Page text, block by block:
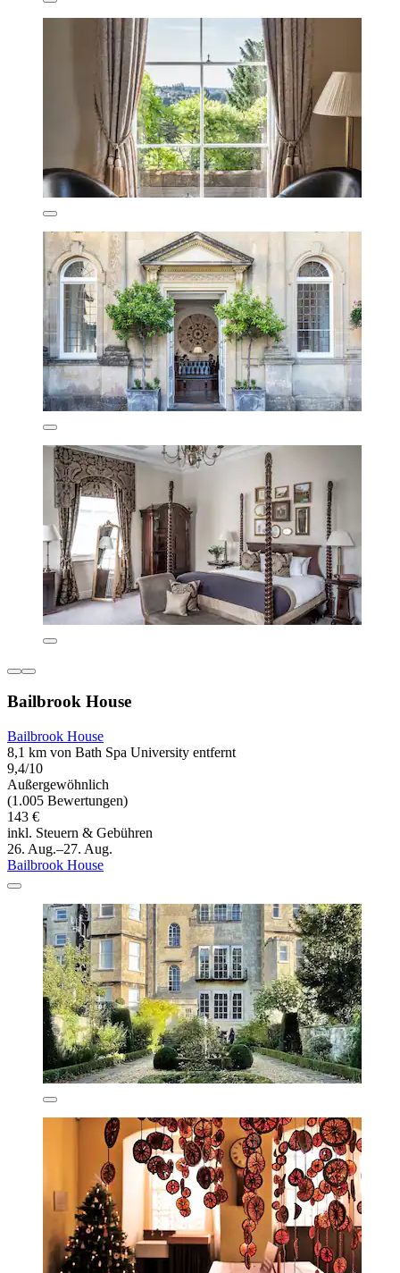
Bailbrook House
Bailbrook House
8,1 km von Bath Spa University entfernt
9,4/10
Außergewöhnlich
(1.005 Bewertungen)
143 €
inkl. Steuern & Gebühren
26. Aug.–27. Aug.
Bailbrook House